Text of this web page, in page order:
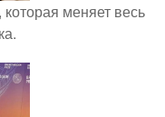
меняет весь